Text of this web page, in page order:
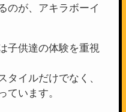
のが、アキラボーイ
子供達の体験を重視
タイルだけでなく、
ています。